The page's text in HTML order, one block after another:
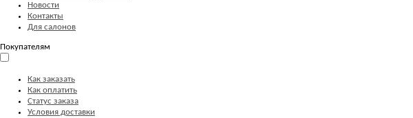
Новости
Контакты
Для салонов
Покупателям
Как заказать
Как оплатить
Статус заказа
Условия доставки